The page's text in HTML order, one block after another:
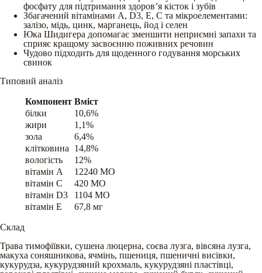
фосфату для підтримання здоров’я кісток і зубів
Збагачений вітамінами A, D3, E, С та мікроелементами:
залізо, мідь, цинк, марганець, йод і селен
Юка Шидигера допомагає зменшити неприємні запахи та
сприяє кращому засвоєнню поживних речовин
Чудово підходить для щоденного годування морських
свинок
Типовий аналіз
Компонент Вміст
білки
10,6%
жири
1,1%
зола
6,4%
клітковина
14,8%
вологість
12%
вітамін A
12240 МО
вітамін C
420 МО
вітамін D3
1104 МО
вітамін E
67,8 мг
Склад
Трава тимофіївки, сушена люцерна, соєва лузга, вівсяна лузга,
макуха соняшникова, ячмінь, пшениця, пшеничні висівки,
кукурудза, кукурудзяний крохмаль, кукурудзяні пластівці,